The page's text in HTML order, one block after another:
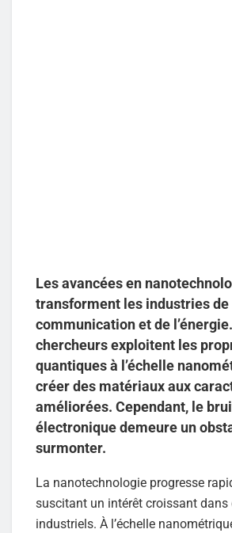
Les avancées en
transforment les industries de
communication et de
chercheurs exploitent les
quantiques à l’échelle
créer des matériaux aux
améliorées. Cependant, le
électronique demeure un
surmonter.
La nanotechnologie progresse
suscitant un intérêt croissant dans
industriels. À l’échelle